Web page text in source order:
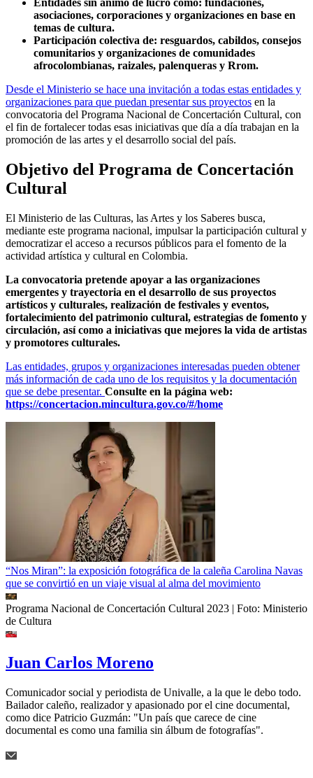
asociaciones, corporaciones y organizaciones en base en
temas de cultura.
Participación colectiva de: resguardos, cabildos, consejos
comunitarios y organizaciones de comunidades
afrocolombianas, raizales, palenqueras y Rrom.
Desde el Ministerio se hace una invitación a todas estas entidades y
organizaciones para que puedan presentar sus proyectos en la
convocatoria del Programa Nacional de Concertación Cultural, con
el fin de fortalecer todas esas iniciativas que día a día trabajan en la
promoción de las artes y el desarrollo social del país.
Objetivo del Programa de Concertación
Cultural
El Ministerio de las Culturas, las Artes y los Saberes busca,
mediante este programa nacional, impulsar la participación cultural y
democratizar el acceso a recursos públicos para el fomento de la
actividad artística y cultural en Colombia.
La convocatoria pretende apoyar a las organizaciones
emergentes y trayectoria en el desarrollo de sus proyectos
artísticos y culturales, realización de festivales y eventos,
fortalecimiento del patrimonio cultural, estrategias de fomento y
circulación, así como a iniciativas que mejores la vida de artistas
y promotores culturales.
Las entidades, grupos y organizaciones interesadas pueden obtener
más información de cada uno de los requisitos y la documentación
que se debe presentar. Consulte en la página web:
https://concertacion.mincultura.gov.co/#/home
“Nos Miran”: la exposición fotográfica de la caleña Carolina Navas
que se convirtió en un viaje visual al alma del movimiento
Programa Nacional de Concertación Cultural 2023 | Foto: Ministerio
de Cultura
Juan Carlos Moreno
Comunicador social y periodista de Univalle, a la que le debo todo.
Bailador caleño, realizador y apasionado por el cine documental,
como dice Patricio Guzmán: "Un país que carece de cine
documental es como una familia sin álbum de fotografías".